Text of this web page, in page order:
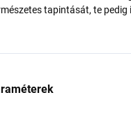
tapintását, te pedig